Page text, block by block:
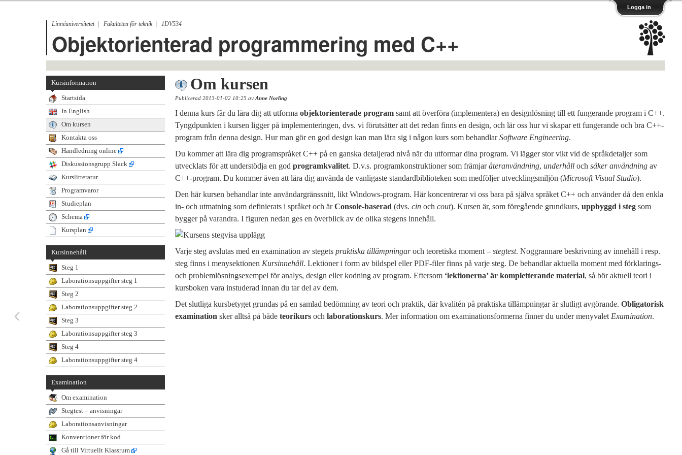
Linnéuniversitetet Fakulteten för teknik 1DV534
Objektorienterad programmering med C++
Kursinformation
Startsida
In English
Om kursen
Kontakta oss
Handledning online
Diskussionsgrupp Slack
Kurslitteratur
Programvaror
Studieplan
Schema
Kursplan
Kursinnehåll
Steg 1
Laborationsuppgifter steg 1
Steg 2
Laborationsuppgifter steg 2
Steg 3
Laborationsuppgifter steg 3
Steg 4
Laborationsuppgifter steg 4
Examination
Om examination
Stegtest – anvisningar
Laborationsanvisningar
Konventioner för kod
Gå till Virtuellt Klassrum
Om kursen
Publicerad 2013-01-02 10:25 av Anne Norling
I denna kurs får du lära dig att utforma objektorienterade programsamt att överföra (implementera) en designlösning till ett fungerande program i C++.
Tyngdpunkten i kursen ligger på implementeringen, dvs. vi förutsätter att det redan finns en design, och lär oss hur vi skapar ett fungerande och bra C++-
program från denna design. Hur man gör en god design kan man lära sig i någon kurs som behandlarSoftware Engineering.
Du kommer att lära dig programspråket C++ på en ganska detaljerad nivå när du utformar dina program. Vi lägger stor vikt vid de språkdetaljer som
utvecklats för att understödja en god programkvalitet. D.v.s. programkonstruktioner som främjaråteranvändning, underhålloch säker användningav
C++-program. Du kommer även att lära dig använda de vanligaste standardbiblioteken som medföljer utvecklingsmiljön (Microsoft Visual Studio).
Den här kursen behandlar inte användargränssnitt, likt Windows-program. Här koncentrerar vi oss bara på själva språket C++ och använder då den enkla
in- och utmatning som definierats i språket och ärConsole-baserad (dvs. cinoch cout). Kursen är, som föregående grundkurs, uppbyggd i stegsom
bygger på varandra. I figuren nedan ges en överblick av de olika stegens innehåll.
Varje steg avslutas med en examination av stegets praktiska tillämpningaroch teoretiska moment – stegtest. Noggrannare beskrivning av innehåll i resp.
steg finns i menysektionen Kursinnehåll. Lektioner i form av bildspel eller PDF-filer finns på varje steg. De behandlar aktuella moment med förklarings-
och problemlösningsexempel för analys, design eller kodning av program. Eftersom ‘lektionerna’ är kompletterande material, så bör aktuell teori i
kursboken vara instuderad innan du tar del av dem.
Det slutliga kursbetyget grundas på en samlad bedömning av teori och praktik, där kvalitén på praktiska tillämpningar är slutligt avgörande. Obligatorisk
examination sker alltså på både teorikursoch laborationskurs. Mer information om examinationsformerna finner du under menyvalet Examination.
Logga in
‹